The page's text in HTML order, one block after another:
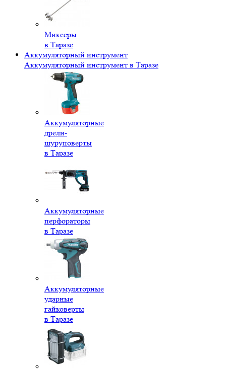
Миксеры
в Таразе
Аккумуляторный инструмент
Аккумуляторный инструмент в Таразе
Аккумуляторные
дрели-
шуруповерты
в Таразе
Аккумуляторные
перфораторы
в Таразе
Аккумуляторные
ударные
гайковерты
в Таразе